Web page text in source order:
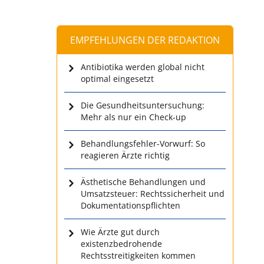
EMPFEHLUNGEN DER REDAKTION
Antibiotika werden global nicht
optimal eingesetzt
Die Gesundheitsuntersuchung:
Mehr als nur ein Check-up
Behandlungsfehler-Vorwurf: So
reagieren Ärzte richtig
Ästhetische Behandlungen und
Umsatzsteuer: Rechtssicherheit und
Dokumentationspflichten
Wie Ärzte gut durch
existenzbedrohende
Rechtsstreitigkeiten kommen